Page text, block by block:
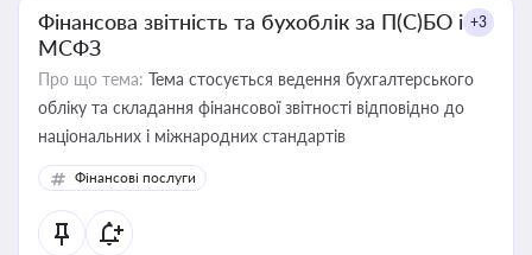
Фінансова звітність та бухоблік за П(С)БО і
МСФЗ
+3
Про що тема: Тема стосується ведення бухгалтерського
обліку та складання фінансової звітності відповідно до
національних і міжнародних стандартів
Фінансові послуги